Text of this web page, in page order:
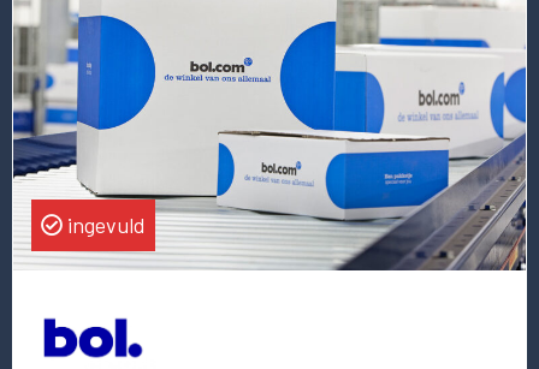
vacature
Product
Director
ingevuld